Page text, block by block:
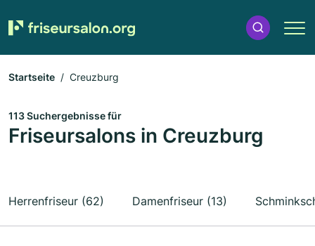
Startseite Creuzburg
113 Suchergebnisse für
Friseursalons in Creuzburg
Herrenfriseur (62) Damenfriseur (13)